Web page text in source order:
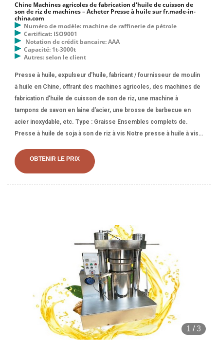
Chine Machines agricoles de fabrication d'huile de cuisson de
son de riz de machines – Acheter Presse à huile sur fr.made-in-
china.com
Numéro de modèle: machine de raffinerie de pétrole
Certificat: ISO9001
Notation de crédit bancaire: AAA
Capacité: 1t-3000t
Autres: selon le client
Presse à huile, expulseur d'huile, fabricant / fournisseur de moulin
à huile en Chine, offrant des machines agricoles, des machines de
fabrication d'huile de cuisson de son de riz, une machine à
tampons de savon en laine d'acier, une brosse de barbecue en
acier inoxydable, etc. Type : Graisse Ensembles complets de.
Presse à huile de soja à son de riz à vis Notre presse à huile à vis
de cultures oléagineuses courantes telles que le ricin, la noix de
coco, l'amande, les graines de chanvre, le canola, la noix, le coprah,
OBTENIR LE PRIX
1 /3